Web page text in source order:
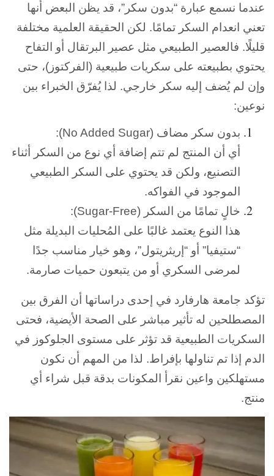
عندما نسمع عبارة “بدون سكر”، قد يظن البعض أنها
تعني انعدام السكر تمامًا. لكن الحقيقة العلمية مختلفة
قليلًا. فالعصير الطبيعي مثل عصير البرتقال أو التفاح
يحتوي بطبيعته على سكريات طبيعية (الفركتوز)، حتى
وإن لم يُضف إليه سكر خارجي. لذا يُفرّق الخبراء بين
نوعين:
بدون سكر مضاف (No Added Sugar):
أي أن المنتج لم تتم إضافة أي نوع من السكر أثناء
التصنيع، ولكن قد يحتوي على السكر الطبيعي
الموجود في الفواكه.
خالٍ تمامًا من السكر (Sugar-Free):
هذا النوع يعتمد غالبًا على المُحليات البديلة مثل
“ستيفيا” أو “إريثريتول”، وهو خيار مناسب جدًا
لمرضى السكري أو من يتبعون حميات صارمة.
تؤكد جامعة هارفارد في إحدى دراساتها أن الفرق بين
المصطلحين له تأثير مباشر على الصحة الأيضية، فحتى
السكريات الطبيعية قد تؤثر على مستوى الجلوكوز في
الدم إذا تم تناولها بإفراط. لذا من المهم أن نكون
مستهلكين واعين نقرأ المكونات بدقة قبل شراء أي
منتج.